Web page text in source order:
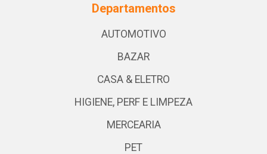
Departamentos
AUTOMOTIVO
BAZAR
CASA & ELETRO
HIGIENE, PERF E LIMPEZA
MERCEARIA
PET